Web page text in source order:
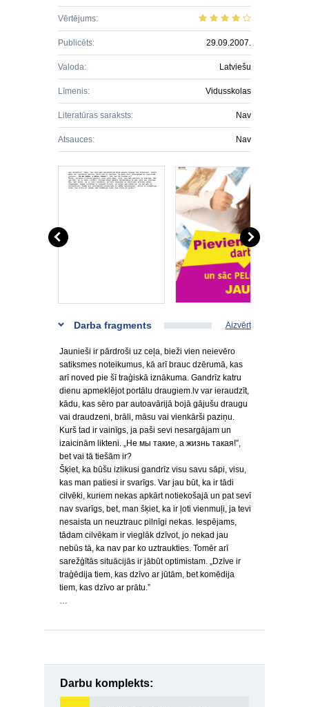
Vērtējums:
Publicēts: 29.09.2007.
Valoda: Latviešu
Līmenis: Vidusskolas
Literatūras saraksts: Nav
Atsauces: Nav
Darba fragments Aizvērt
Jaunieši ir pārdroši uz ceļa, bieži vien neievēro
satiksmes noteikumus, kā arī brauc dzērumā, kas
arī noved pie šī traģiskā iznākuma. Gandrīz katru
dienu apmeklējot portālu draugiem.lv var ieraudzīt,
kādu, kas sēro par autoavārijā bojā gājušu draugu
vai draudzeni, brāli, māsu vai vienkārši paziņu.
Kurš tad ir vainīgs, ja paši sevi nesargājam un
izaicinām likteni. „Не мы такие, а жизнь такая!”,
bet vai tā tiešām ir?
Šķiet, ka būšu izlikusi gandrīz visu savu sāpi, visu,
kas man patiesi ir svarīgs. Var jau būt, ka ir tādi
cilvēki, kuriem nekas apkārt notiekošajā un pat sevī
nav svarīgs, bet, man šķiet, ka ir ļoti vienmuļi, ja tevi
nesaista un neuztrauc pilnīgi nekas. Iespējams,
tādam cilvēkam ir vieglāk dzīvot, jo nekad jau
nebūs tā, ka nav par ko uztraukties. Tomēr arī
sarežģītās situācijās ir jābūt optimistam. „Dzīve ir
traģēdija tiem, kas dzīvo ar jūtām, bet komēdija
tiem, kas dzīvo ar prātu.”
…
Darbu komplekts: